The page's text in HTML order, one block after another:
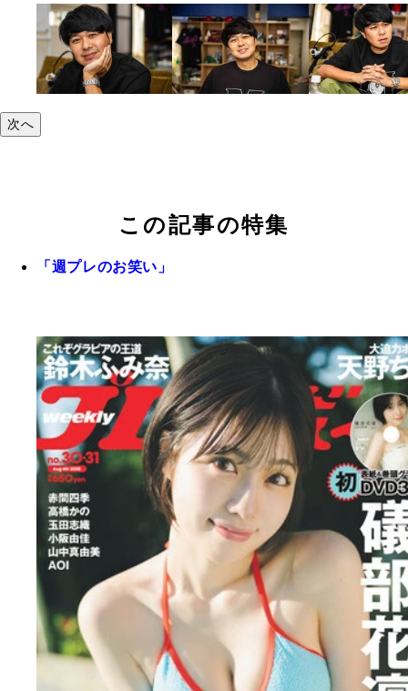
次へ
この記事の特集
「週プレのお笑い」